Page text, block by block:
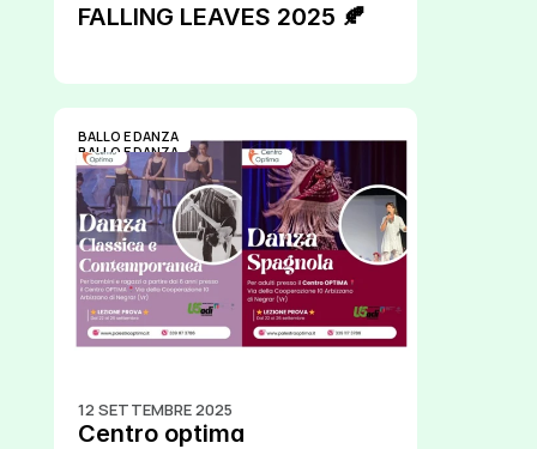
FALLING LEAVES 2025 🍂
BALLO E DANZA
BALLO E DANZA
12 SETTEMBRE 2025
Centro optima